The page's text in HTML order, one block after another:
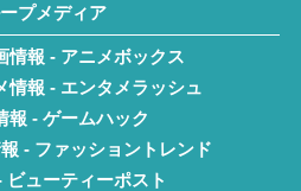
プメディア
情報 - アニメボックス
情報 - エンタメラッシュ
報 - ゲームハック
- ファッショントレンド
ビューティーポスト